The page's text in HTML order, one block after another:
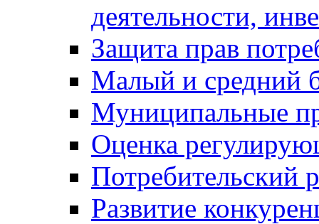
деятельности,
Защита прав
Малый и средний
Муниципальные
Оценка
Потребительский
Развитие